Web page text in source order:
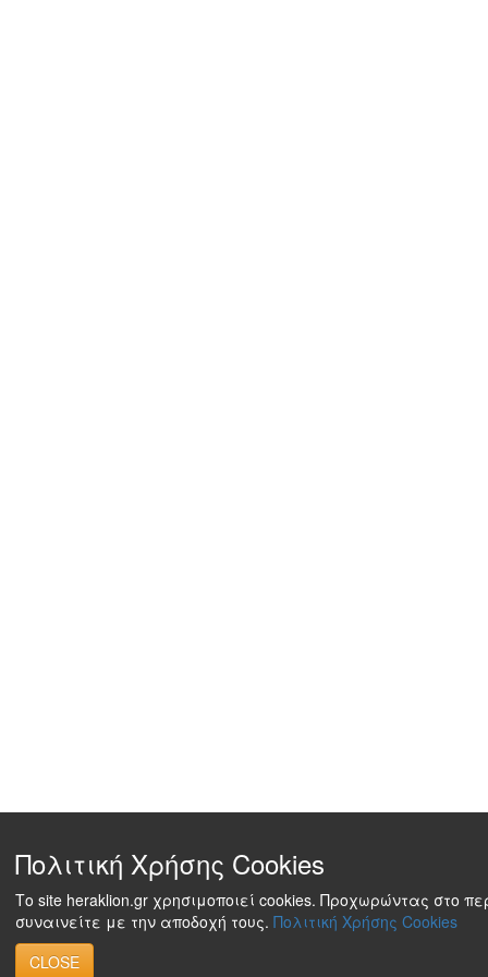
Πολιτική Χρήσης Cookies
Το site heraklion.gr χρησιμοποιεί cookies. Προχωρώντας στο
συναινείτε με την αποδοχή τους. Πολιτική Χρήσης Cookies
CLOSE